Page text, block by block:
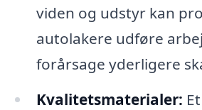
viden og udstyr kan
autolakere udføre
forårsage yderligere
Kvalitetsmaterialer: